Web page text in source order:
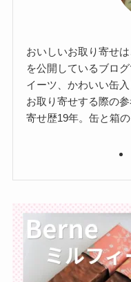
おいしいお取り寄せ
を公開しているブロ
イーツ、かわいい缶
お取り寄せする際の
寄せ歴19年。缶と箱の